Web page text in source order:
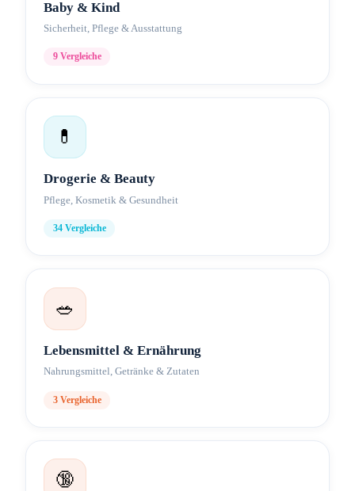
Baby & Kind
Sicherheit, Pflege & Ausstattung
9 Vergleiche
💊
Drogerie & Beauty
Pflege, Kosmetik & Gesundheit
34 Vergleiche
🥗
Lebensmittel & Ernährung
Nahrungsmittel, Getränke & Zutaten
3 Vergleiche
🔞